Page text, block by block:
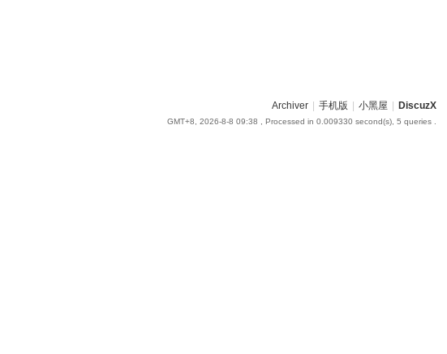
Archiver 手机版 小黑屋 DiscuzX
GMT+8, 2026-8-8 09:38 , Processed in 0.009330 second(s), 5 queries .